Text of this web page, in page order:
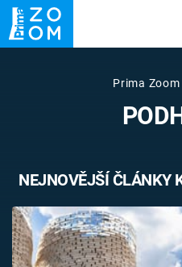
UFO
VETŘELCI
Témata
Témata
Prima Zoom
NEJNOVĚJŠÍ ČLÁNKY